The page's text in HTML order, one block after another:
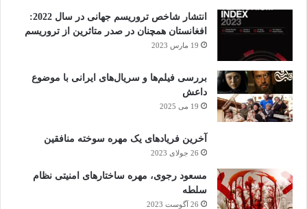
انتشار شاخص تروریسم جهانی در سال 2022:
افغانستان همچنان در صدر متاثرین از تروریسم
19 مارس 2023
بررسی فیلم‌ها و سریال‌های ایرانی با موضوع
داعش
19 می 2025
آخرین فریادهای یک مهره سوخته منافقین
26 جولای 2023
مسعود رجوی، مهره ساختارهای امنیتی نظام
سلطه
26 آگوست 2023